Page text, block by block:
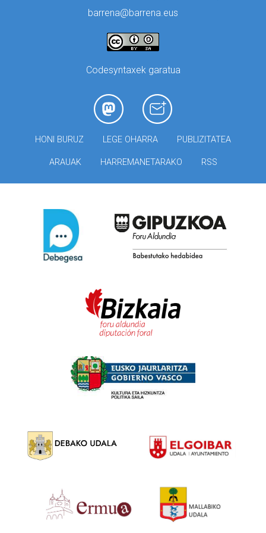
barrena@barrena.eus
Codesyntaxek garatua
HONI BURUZ LEGE OHARRA PUBLIZITATEA
ARAUAK HARREMANETARAKO RSS